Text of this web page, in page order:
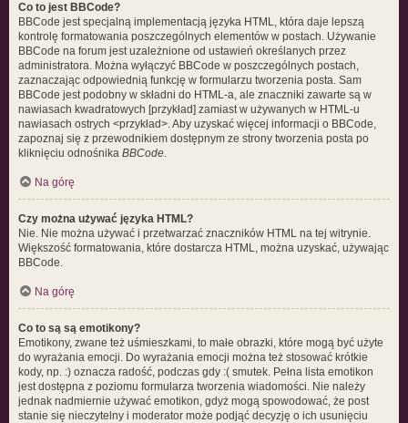
Co to jest BBCode?
BBCode jest specjalną implementacją języka HTML, która daje lepszą
kontrolę formatowania poszczególnych elementów w postach. Używanie
BBCode na forum jest uzależnione od ustawień określanych przez
administratora. Można wyłączyć BBCode w poszczególnych postach,
zaznaczając odpowiednią funkcję w formularzu tworzenia posta. Sam
BBCode jest podobny w składni do HTML-a, ale znaczniki zawarte są w
nawiasach kwadratowych [przykład] zamiast w używanych w HTML-u
nawiasach ostrych <przykład>. Aby uzyskać więcej informacji o BBCode,
zapoznaj się z przewodnikiem dostępnym ze strony tworzenia posta po
kliknięciu odnośnika BBCode.
Na górę
Czy można używać języka HTML?
Nie. Nie można używać i przetwarzać znaczników HTML na tej witrynie.
Większość formatowania, które dostarcza HTML, można uzyskać, używając
BBCode.
Na górę
Co to są są emotikony?
Emotikony, zwane też uśmieszkami, to małe obrazki, które mogą być użyte
do wyrażania emocji. Do wyrażania emocji można też stosować krótkie
kody, np. :) oznacza radość, podczas gdy :( smutek. Pełna lista emotikon
jest dostępna z poziomu formularza tworzenia wiadomości. Nie należy
jednak nadmiernie używać emotikon, gdyż mogą spowodować, że post
stanie się nieczytelny i moderator może podjąć decyzję o ich usunięciu